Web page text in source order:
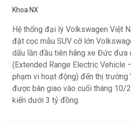
Khoa NX
Hệ thống đại lý Volkswagen Việt
đặt cọc mẫu SUV cỡ lớn
dấu lần đầu tiên hãng xe Đức đưa
(Extended Range Electric Vehicle
phạm vi hoạt động) đến thị trường
được bàn giao vào cuối tháng 10/
kiến dưới 3 tỷ đồng.